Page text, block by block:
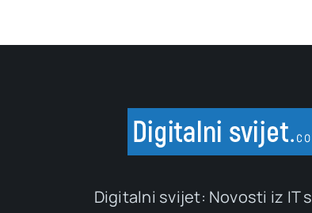
Digitalni svijet: Novosti iz IT